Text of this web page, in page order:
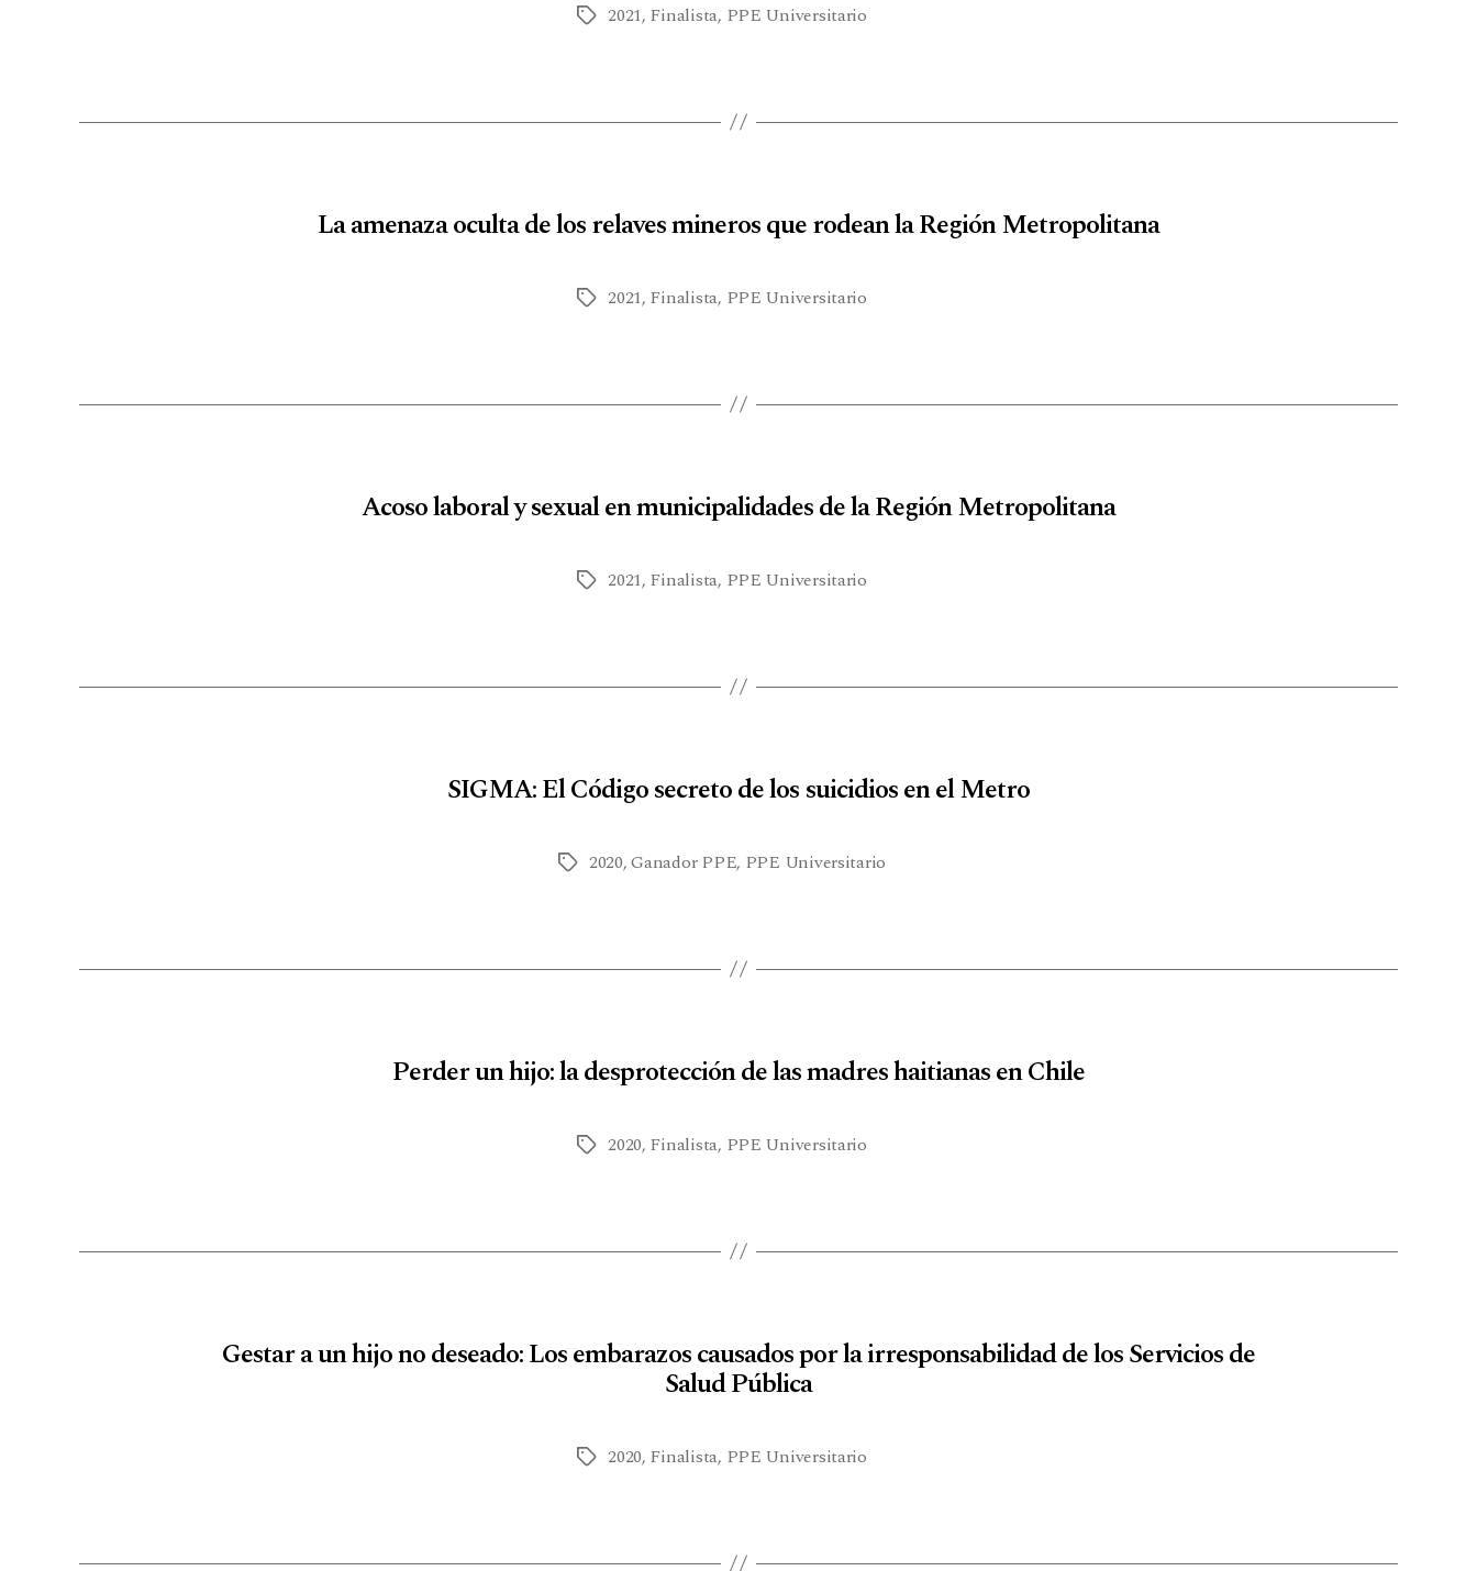
2021, Finalista, PPE Universitario
La amenaza oculta de los relaves mineros que rodean la Región Metropolitana
2021, Finalista, PPE Universitario
Acoso laboral y sexual en municipalidades de la Región Metropolitana
2021, Finalista, PPE Universitario
SIGMA: El Código secreto de los suicidios en el Metro
2020,Ganador PPE, PPE Universitario
Perder un hijo: la desprotección de las madres haitianas en Chile
2020, Finalista, PPE Universitario
Gestar a un hijo no deseado: Los embarazos causados por la irresponsabilidad de los Servicios de
Salud Pública
2020, Finalista, PPE Universitario